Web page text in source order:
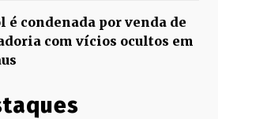
é condenada por venda de
com vícios ocultos em